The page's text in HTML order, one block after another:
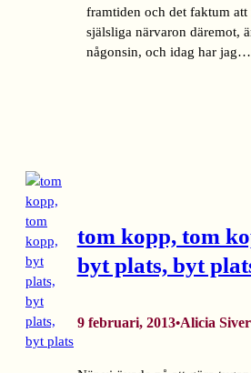
framtiden och det faktum
själsliga närvaron däremot,
någonsin, och idag har jag…
tom kopp, tom
byt plats, byt
9 februari, 2013•Alicia